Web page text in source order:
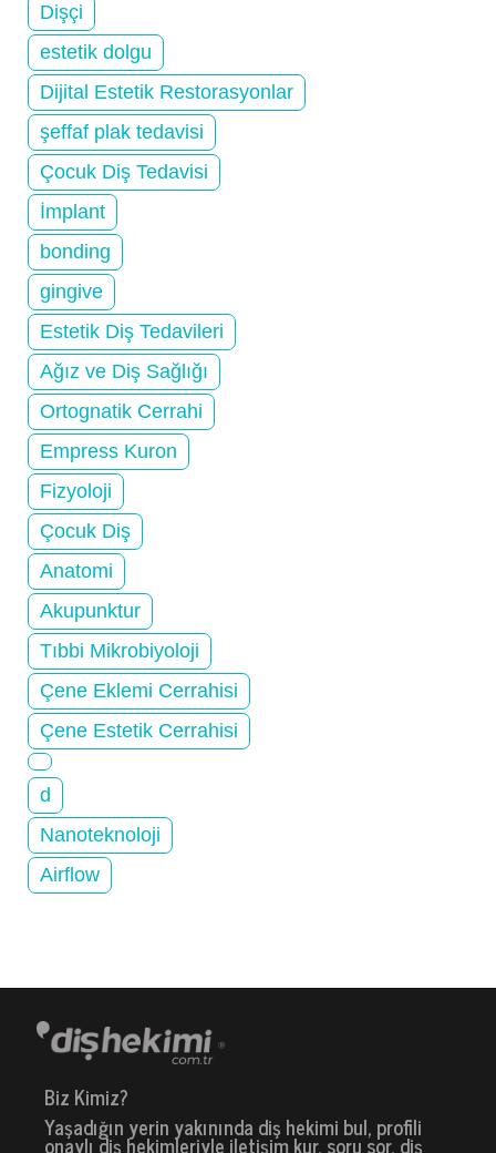
Dişçi
estetik dolgu
Dijital Estetik Restorasyonlar
şeffaf plak tedavisi
Çocuk Diş Tedavisi
İmplant
bonding
gingive
Estetik Diş Tedavileri
Ağız ve Diş Sağlığı
Ortognatik Cerrahi
Empress Kuron
Fizyoloji
Çocuk Diş
Anatomi
Akupunktur
Tıbbi Mikrobiyoloji
Çene Eklemi Cerrahisi
Çene Estetik Cerrahisi
d
Nanoteknoloji
Airflow
Biz Kimiz?
Yaşadığın yerin yakınında diş hekimi bul, profili
onaylı diş hekimleriyle iletişim kur, soru sor, diş